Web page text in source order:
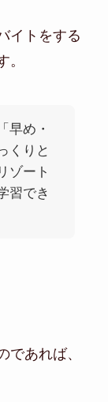
イトをする
。
早め・
くりと
ゾート
習でき
であれば、